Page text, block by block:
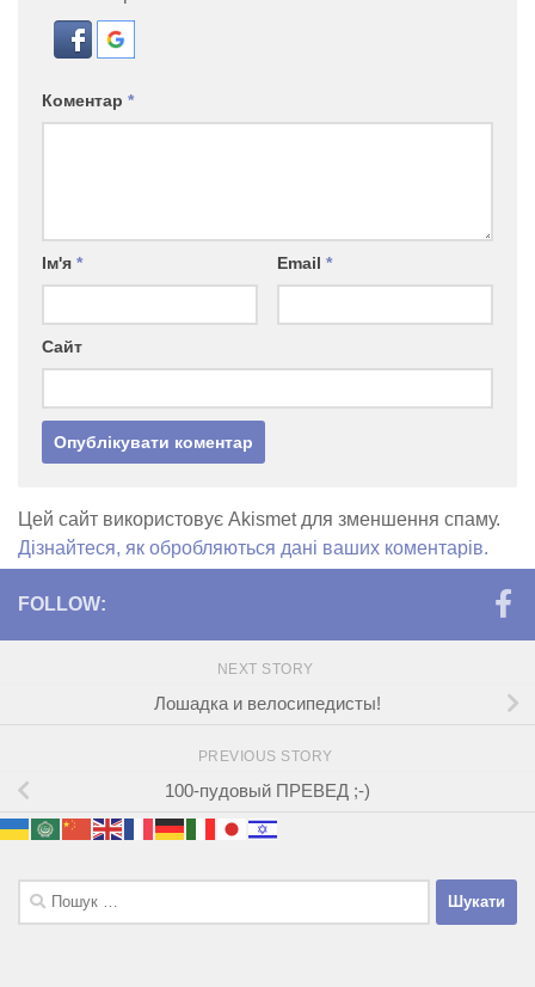
Коментар *
Ім'я * Email *
Сайт
Цей сайт використовує Akismet для зменшення спаму.
Дізнайтеся, як обробляються дані ваших коментарів.
FOLLOW:
NEXT STORY
Лошадка и велосипедисты!
PREVIOUS STORY
100-пудовый ПРЕВЕД ;-)
Пошук: